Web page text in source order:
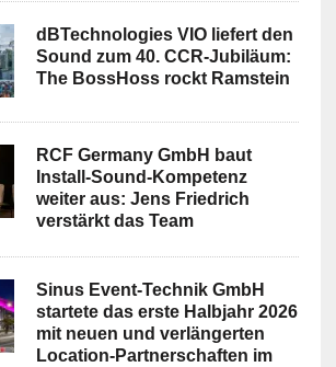
dBTechnologies VIO liefert den
Sound zum 40. CCR-Jubiläum:
The BossHoss rockt Ramstein
RCF Germany GmbH baut
Install-Sound-Kompetenz
weiter aus: Jens Friedrich
verstärkt das Team
Sinus Event-Technik GmbH
startete das erste Halbjahr 2026
mit neuen und verlängerten
Location-Partnerschaften im